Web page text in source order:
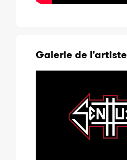
Galerie de l'artiste